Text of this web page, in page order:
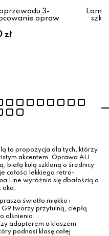
3-
opraw
zł
to propozycja dla tych, którzy
akcentem. Oprawa ALI
białą kulą szklaną o średnicy
całości lekkiego retro-
Line wyróżnia się dbałością o
oka.
światło miękko i
tworzy przytulną, ciepłą
olśnienia.
adapterem a kloszem
podnosi klasę całej